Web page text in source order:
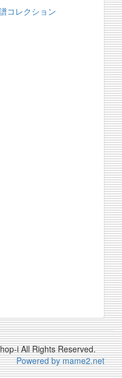
コレクション
i All Rights Reserved.
Powered by mame2.net